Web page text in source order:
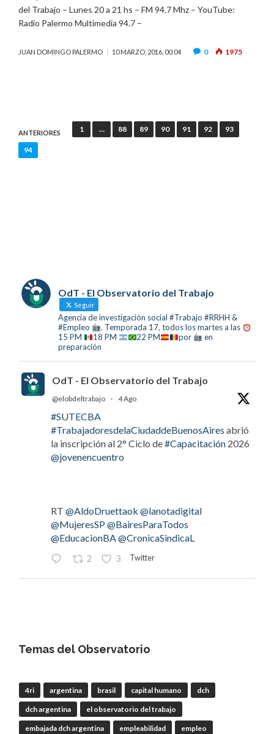
del Trabajo – Lunes 20 a 21 hs – FM 94.7 Mhz – YouTube:
Radio Palermo Multimedia 94.7 –
JUAN DOMINGO PALERMO 10 MARZO, 2016, 00:04 0 1975
Paginación
de
ANTERIORES 1 … 88 89 90 91 92 93
94
OdT - El Observatorio del Trabajo
Seguir
Agencia de investigación social #Trabajo #RRHH &
#Empleo
. Temporada 17, todos los martes a las
15 PM
18 PM 22 PM por
en
preparación
OdT - El Observatorio del Trabajo
@elobdeltrabajo · 4 Ago
#SUTECBA
#TrabajadoresdelaCiudaddeBuenosAires abrió
la inscripción al 2° Ciclo de#Capacitación 2026
@jovenencuentro
RT @AldoDruettaok @lanotadigital
@MujeresSP@BairesParaTodos
@EducacionBA@CronicaSindicaL
2 3 Twitter
Orgánica del#BCRA
RT@lanotadigital@La_Bancaria
@AldoDruettaok@misionesptodos
@SergioOPalazzo @BairesParaTodos
Temas del Observatorio
4ri argentina brasil capital humano dch
dch argentina el observatorio del trabajo
embajada dch argentina empleabilidad empleo